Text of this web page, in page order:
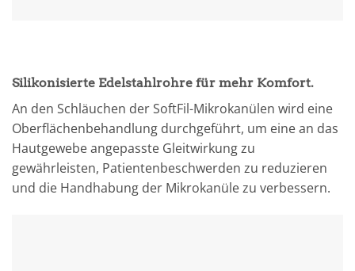
Silikonisierte Edelstahlrohre für mehr Komfort.
An den Schläuchen der SoftFil-Mikrokanülen wird eine
Oberflächenbehandlung durchgeführt, um eine an das
Hautgewebe angepasste Gleitwirkung zu
gewährleisten, Patientenbeschwerden zu reduzieren
und die Handhabung der Mikrokanüle zu verbessern.